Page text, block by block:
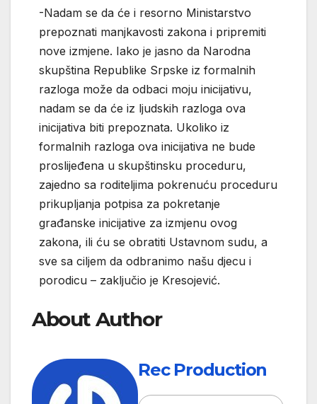
-Nadam se da će i resorno Ministarstvo
prepoznati manjkavosti zakona i pripremiti
nove izmjene. Iako je jasno da Narodna
skupština Republike Srpske iz formalnih
razloga može da odbaci moju inicijativu,
nadam se da će iz ljudskih razloga ova
inicijativa biti prepoznata. Ukoliko iz
formalnih razloga ova inicijativa ne bude
proslijeđena u skupštinsku proceduru,
zajedno sa roditeljima pokrenuću proceduru
prikupljanja potpisa za pokretanje
građanske inicijative za izmjenu ovog
zakona, ili ću se obratiti Ustavnom sudu, a
sve sa ciljem da odbranimo našu djecu i
porodicu – zaključio je Kresojević.
About Author
Rec Production